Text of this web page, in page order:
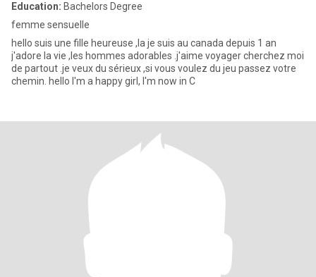
Education: Bachelors Degree
femme sensuelle
hello suis une fille heureuse ,la je suis au canada depuis 1 an
j'adore la vie ,les hommes adorables .j'aime voyager cherchez moi
de partout .je veux du sérieux ,si vous voulez du jeu passez votre
chemin. hello I'm a happy girl, I'm now in C